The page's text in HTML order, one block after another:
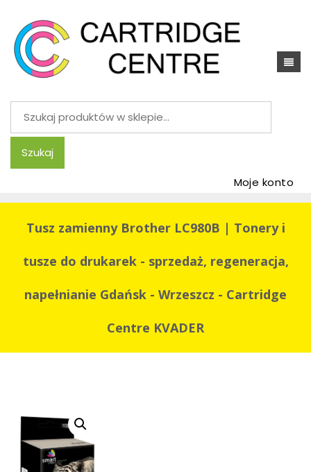
Szukaj:
Szukaj
Moje konto
Tusz zamienny Brother LC980B | Tonery i
tusze do drukarek - sprzedaż, regeneracja,
napełnianie Gdańsk - Wrzeszcz - Cartridge
Centre KVADER